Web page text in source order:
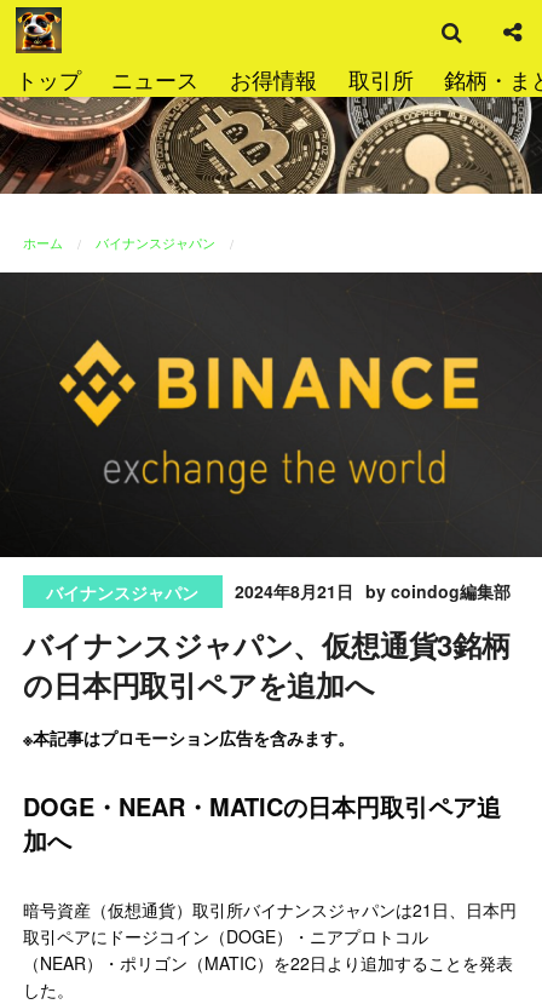
コ
ン
ン
ツ
へ
ス
プ
トップ ニュース お得情報 取引所 銘柄・ま
索
ホーム バイナンスジャパン
バイナンスジャパン 2024年8月21日 by coindog編集部
バイナンスジャパン、仮想通貨3銘柄
の日本円取引ペアを追加へ
※本記事はプロモーション広告を含みます。
DOGE・NEAR・MATICの日本円取引ペア追
加へ
暗号資産（仮想通貨）取引所バイナンスジャパンは21日、日本円
取引ペアにドージコイン（DOGE）・ニアプロトコル
（NEAR）・ポリゴン（MATIC）を22日より追加することを発表
した。